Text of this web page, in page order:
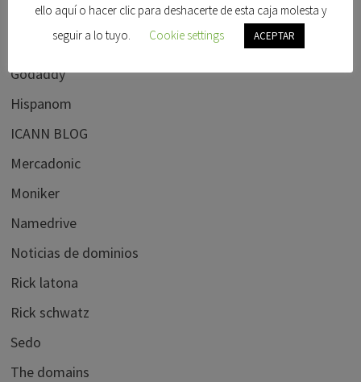
Foro dominios
Frank schilling
Godaddy
Hispanom
ICANN BLOG
Mercadonic
Moniker
Namedrive
Noticias de dominios
Rick latona
Rick schwatz
Sedo
The domains
ello aquí o hacer clic para deshacerte de esta caja molesta y
seguir a lo tuyo.
Cookie settings ACEPTAR